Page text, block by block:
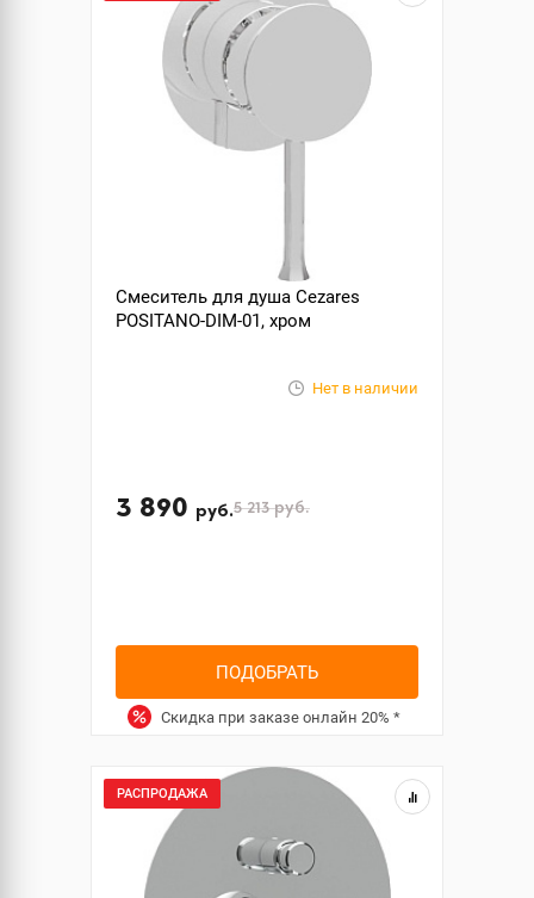
Смеситель для душа Cezares
POSITANO-DIM-01, хром
Нет в наличии
3 890 руб.5 213руб.
ПОДОБРАТЬ
Скидка при заказе онлайн 20% *
РАСПРОДАЖА